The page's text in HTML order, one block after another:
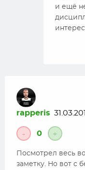
и ещё
rapperis
- 0 +
Посмотрел весь
заметку. Но вот с